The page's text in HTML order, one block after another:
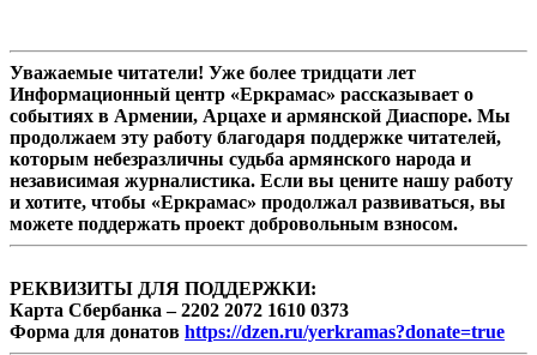
Уважаемые читатели! Уже более тридцати лет
Информационный центр «Еркрамас» рассказывает о
событиях в Армении, Арцахе и армянской Диаспоре. Мы
продолжаем эту работу благодаря поддержке читателей,
которым небезразличны судьба армянского народа и
независимая журналистика. Если вы цените нашу работу
и хотите, чтобы «Еркрамас» продолжал развиваться, вы
можете поддержать проект добровольным взносом.
РЕКВИЗИТЫ ДЛЯ ПОДДЕРЖКИ:
Карта Сбербанка – 2202 2072 1610 0373
Форма для донатов https://dzen.ru/yerkramas?donate=true